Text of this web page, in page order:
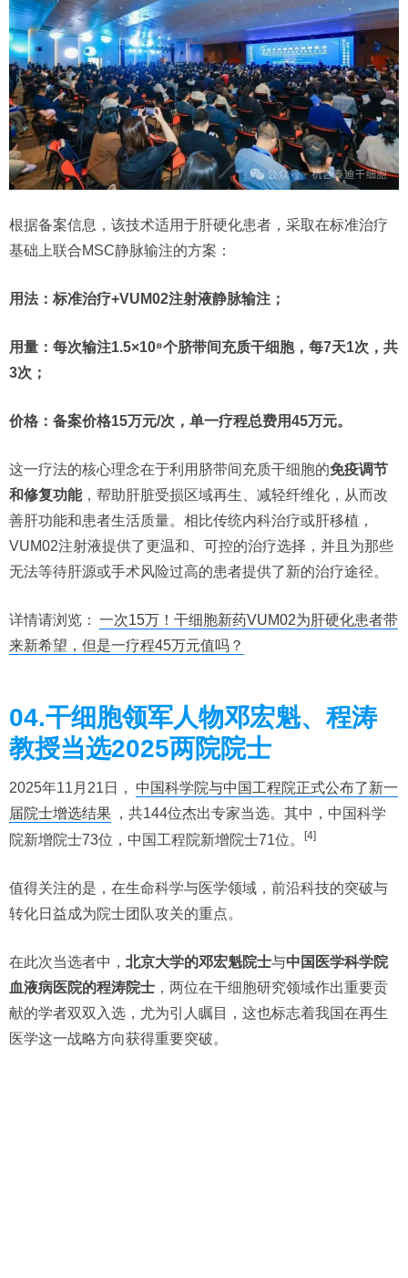
根据备案信息，该技术适用于肝硬化患者，采取在标准治疗
基础上联合MSC静脉输注的方案：
用法：标准治疗+VUM02注射液静脉输注；
用量 ：每次输注1.5×10⁸个脐带间充质干细胞，每7天1次，共
3次；
价格：备案价格15万元/次，单一疗程总费用45万元。
这一疗法的核心理念在于利用脐带间充质干细胞的免疫调节
和修复功能，帮助肝脏受损区域再生、减轻纤维化，从而改
善肝功能和患者生活质量。相比传统内科治疗或肝移植，
VUM02注射液提供了更温和、可控的治疗选择，并且为那些
无法等待肝源或手术风险过高的患者提供了新的治疗途径。
详情请浏览： 一次15万！干细胞新药VUM02为肝硬化患者带
来新希望，但是一疗程45万元值吗？
04.干细胞领军人物邓宏魁、程涛
教授当选2025两院院士
2025年11月21日，
中国科学院与中国工程院正式公布了新一
届院士增选结果 ，共144位杰出专家当选。其中，中国科学
院新增院士73位，中国工程院新增院士71位。
[4]
值得关注的是，在生命科学与医学领域，前沿科技的突破与
转化日益成为院士团队攻关的重点。
在此次当选者中， 北京大学的邓宏魁院士与中国医学科学院
血液病医院的程涛院士 ，两位在干细胞研究领域作出重要贡
献的学者双双入选，尤为引人瞩目，这也标志着我国在再生
医学这一战略方向获得重要突破。